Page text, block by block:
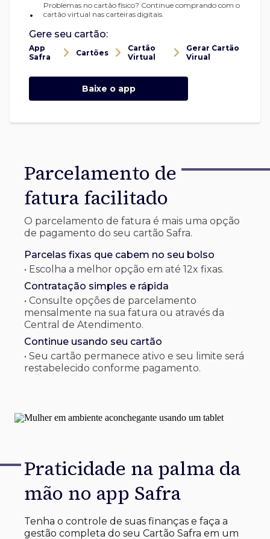
•
Problemas no cartão físico? Continue comprando com o
cartão virtual nas carteiras digitais.
Gere seu cartão:
App
Safra
Cartões
Cartão
Virtual
Gerar Cartão
Virual
Baixe o app
Parcelamento de
fatura facilitado
O parcelamento de fatura é mais uma opção
de pagamento do seu cartão Safra.
Parcelas fixas que cabem no seu bolso
• Escolha a melhor opção em até 12x fixas.
Contratação simples e rápida
• Consulte opções de parcelamento
mensalmente na sua fatura ou através da
Central de Atendimento.
Continue usando seu cartão
• Seu cartão permanece ativo e seu limite será
restabelecido conforme pagamento.
Praticidade na palma da
mão no app Safra
Tenha o controle de suas finanças e faça a
gestão completa do seu Cartão Safra em um